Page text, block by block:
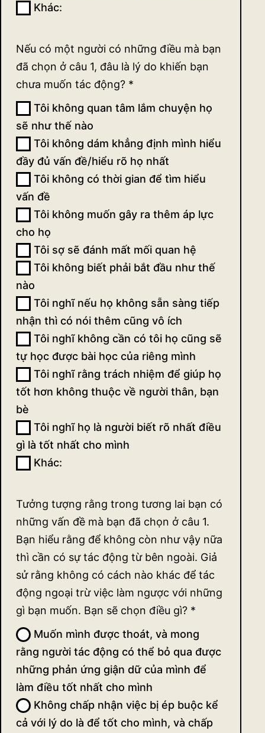
Khác:
Nếu có một người có những điều mà bạn
đã chọn ở câu 1, đâu là lý do khiến bạn
chưa muốn tác động? *
Tôi không quan tâm lắm chuyện họ
sẽ như thế nào
Tôi không dám khẳng định mình hiểu
đầy đủ vấn đề/hiểu rõ họ nhất
Tôi không có thời gian để tìm hiểu
vấn đề
Tôi không muốn gây ra thêm áp lực
cho họ
Tôi sợ sẽ đánh mất mối quan hệ
Tôi không biết phải bắt đầu như thế
nào
Tôi nghĩ nếu họ không sẵn sàng tiếp
nhận thì có nói thêm cũng vô ích
Tôi nghĩ không cần có tôi họ cũng sẽ
tự học được bài học của riêng mình
Tôi nghĩ rằng trách nhiệm để giúp họ
tốt hơn không thuộc về người thân, bạn
bè
Tôi nghĩ họ là người biết rõ nhất điều
gì là tốt nhất cho mình
Khác:
Tưởng tượng rằng trong tương lai bạn có
những vấn đề mà bạn đã chọn ở câu 1.
Bạn hiểu rằng để không còn như vậy nữa
thì cần có sự tác động từ bên ngoài. Giả
sử rằng không có cách nào khác để tác
động ngoại trừ việc làm ngược với những
gì bạn muốn. Bạn sẽ chọn điều gì? *
Muốn mình được thoát, và mong
rằng người tác động có thể bỏ qua được
những phản ứng giận dữ của mình để
làm điều tốt nhất cho mình
Không chấp nhận việc bị ép buộc kể
cả với lý do là để tốt cho mình, và chấp